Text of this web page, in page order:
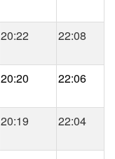
20:22 22:08
20:20 22:06
20:19 22:04